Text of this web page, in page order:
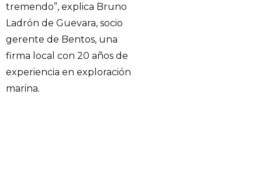
tremendo”, explica Bruno
Ladrón de Guevara, socio
gerente de Bentos, una
firma local con 20 años de
experiencia en exploración
marina.